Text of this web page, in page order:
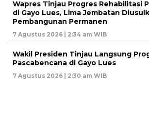
Wapres Tinjau Progres Rehabilitasi
di Gayo Lues, Lima Jembatan
Pembangunan Permanen
7 Agustus 2026 | 2:34 am WIB
Wakil Presiden Tinjau Langsung
Pascabencana di Gayo Lues
7 Agustus 2026 | 2:30 am WIB